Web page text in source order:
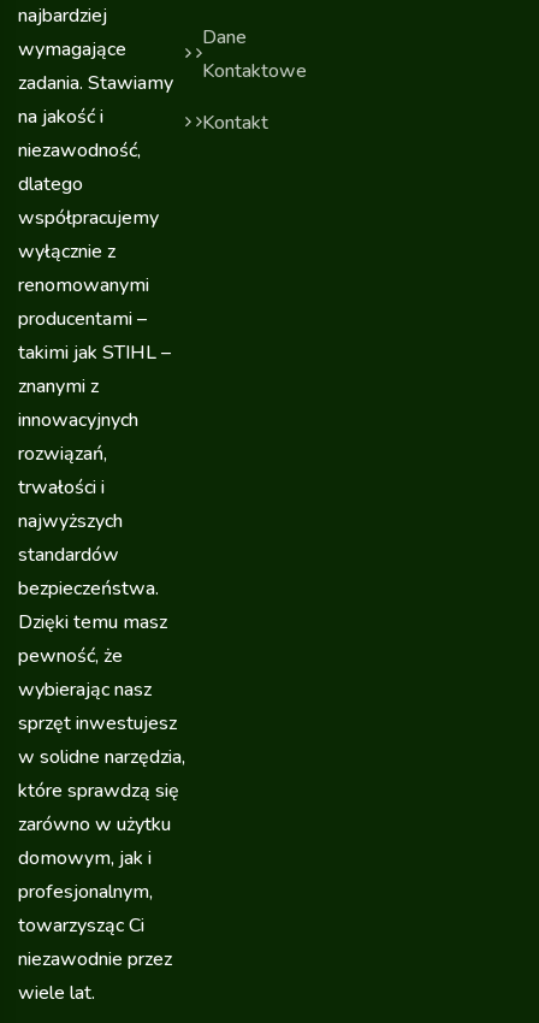
najbardziej
wymagające
zadania. Stawiamy
na jakość i
niezawodność,
dlatego
współpracujemy
wyłącznie z
renomowanymi
producentami –
takimi jak STIHL –
znanymi z
innowacyjnych
rozwiązań,
trwałości i
najwyższych
standardów
bezpieczeństwa.
Dzięki temu masz
pewność, że
wybierając nasz
sprzęt inwestujesz
w solidne narzędzia,
które sprawdzą się
zarówno w użytku
domowym, jak i
profesjonalnym,
towarzysząc Ci
niezawodnie przez
wiele lat.
Dane
Kontaktowe
Kontakt